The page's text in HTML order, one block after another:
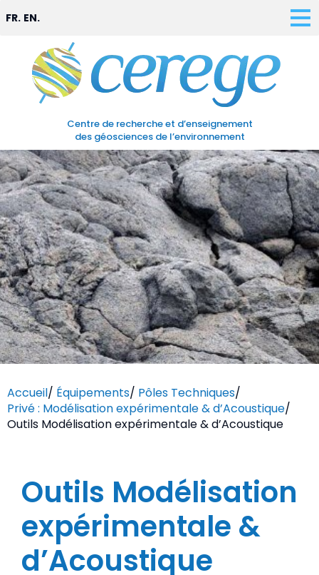
Centre de recherche et d’enseignement
des géosciences de l’environnement
FR. EN.
Accueil/ Équipements/ Pôles Techniques/
Privé : Modélisation expérimentale & d’Acoustique/
Outils Modélisation expérimentale & d’Acoustique
Outils Modélisation
expérimentale &
d’Acoustique